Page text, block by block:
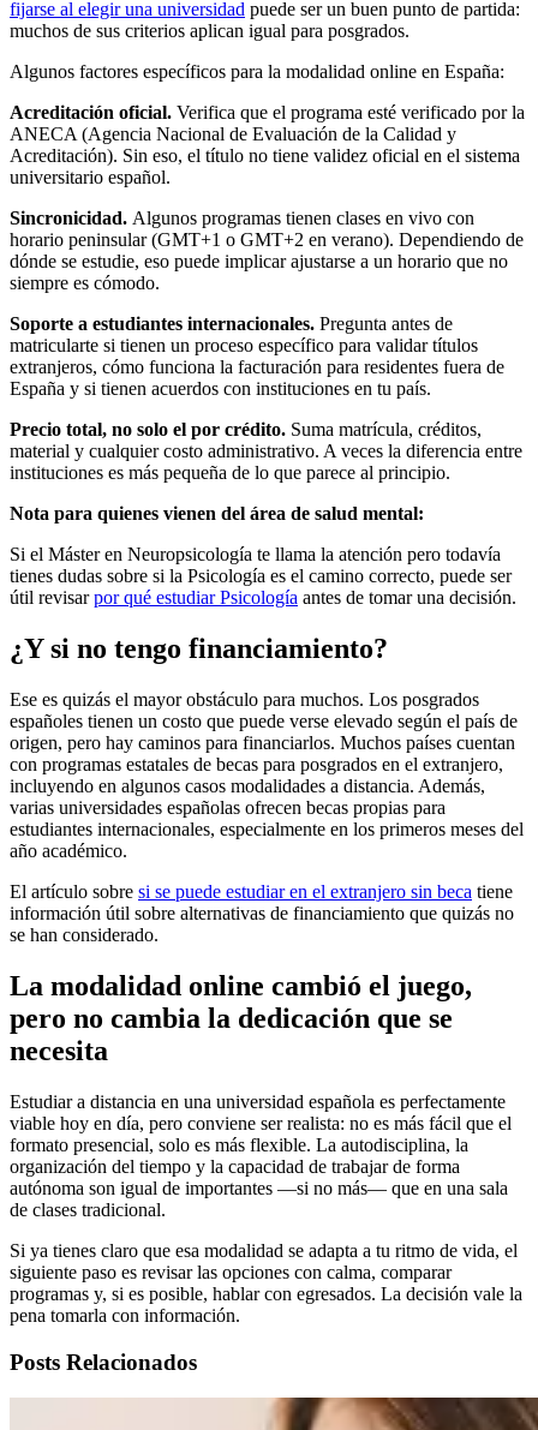
fijarse al elegir una universidad puede ser un buen punto de partida:
muchos de sus criterios aplican igual para posgrados.
Algunos factores específicos para la modalidad online en España:
Acreditación oficial. Verifica que el programa esté verificado por la
ANECA (Agencia Nacional de Evaluación de la Calidad y
Acreditación). Sin eso, el título no tiene validez oficial en el sistema
universitario español.
Sincronicidad. Algunos programas tienen clases en vivo con
horario peninsular (GMT+1 o GMT+2 en verano). Dependiendo de
dónde se estudie, eso puede implicar ajustarse a un horario que no
siempre es cómodo.
Soporte a estudiantes internacionales. Pregunta antes de
matricularte si tienen un proceso específico para validar títulos
extranjeros, cómo funciona la facturación para residentes fuera de
España y si tienen acuerdos con instituciones en tu país.
Precio total, no solo el por crédito. Suma matrícula, créditos,
material y cualquier costo administrativo. A veces la diferencia entre
instituciones es más pequeña de lo que parece al principio.
Nota para quienes vienen del área de salud mental:
Si el Máster en Neuropsicología te llama la atención pero todavía
tienes dudas sobre si la Psicología es el camino correcto, puede ser
útil revisarpor qué estudiar Psicología antes de tomar una decisión.
¿Y si no tengo financiamiento?
Ese es quizás el mayor obstáculo para muchos. Los posgrados
españoles tienen un costo que puede verse elevado según el país de
origen, pero hay caminos para financiarlos. Muchos países cuentan
con programas estatales de becas para posgrados en el extranjero,
incluyendo en algunos casos modalidades a distancia. Además,
varias universidades españolas ofrecen becas propias para
estudiantes internacionales, especialmente en los primeros meses del
año académico.
El artículo sobre si se puede estudiar en el extranjero sin beca tiene
información útil sobre alternativas de financiamiento que quizás no
se han considerado.
La modalidad online cambió el juego,
pero no cambia la dedicación que se
necesita
Estudiar a distancia en una universidad española es perfectamente
viable hoy en día, pero conviene ser realista: no es más fácil que el
formato presencial, solo es más flexible. La autodisciplina, la
organización del tiempo y la capacidad de trabajar de forma
autónoma son igual de importantes —si no más— que en una sala
de clases tradicional.
Si ya tienes claro que esa modalidad se adapta a tu ritmo de vida, el
siguiente paso es revisar las opciones con calma, comparar
programas y, si es posible, hablar con egresados. La decisión vale la
pena tomarla con información.
Posts Relacionados